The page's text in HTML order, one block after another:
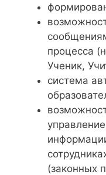
процесса
Ученик,
система
(законных